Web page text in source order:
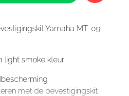
Yamaha MT-09
light smoke kleur
met de bevestigingskit